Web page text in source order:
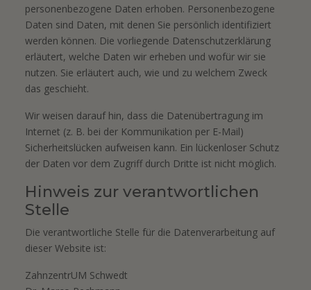
personenbezogene Daten erhoben. Personenbezogene
Daten sind Daten, mit denen Sie persönlich identifiziert
werden können. Die vorliegende Datenschutzerklärung
erläutert, welche Daten wir erheben und wofür wir sie
nutzen. Sie erläutert auch, wie und zu welchem Zweck
das geschieht.
Wir weisen darauf hin, dass die Datenübertragung im
Internet (z. B. bei der Kommunikation per E-Mail)
Sicherheitslücken aufweisen kann. Ein lückenloser Schutz
der Daten vor dem Zugriff durch Dritte ist nicht möglich.
Hinweis zur verantwortlichen
Stelle
Die verantwortliche Stelle für die Datenverarbeitung auf
dieser Website ist:
ZahnzentrUM Schwedt